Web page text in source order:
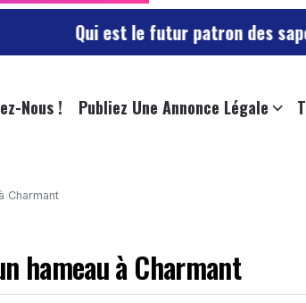
Qui est le futur patron des sapeurs-
Nous ! Publiez Une Annonce Légale
Charmant
hameau à Charmant